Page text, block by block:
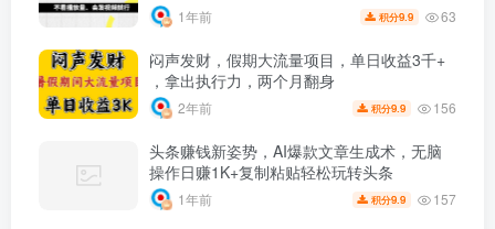
1年前 积分9.9 63
闷声发财，假期大流量项目，单日收益3千+
，拿出执行力，两个月翻身
2年前 积分9.9 156
头条赚钱新姿势，AI爆款文章生成术，无脑
操作日赚1K+复制粘贴轻松玩转头条
1年前 积分9.9 157